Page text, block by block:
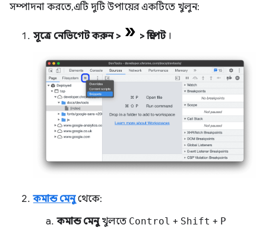
সম্পাদনা করতে, এটি দুটি উপায়ের একটিতে খুলুন:
সূত্রে নেভিগেট করুন > >স্নিপেট।
কমান্ড মেনুথেকে:
কমান্ড মেনুখুলতে Control + Shift + P